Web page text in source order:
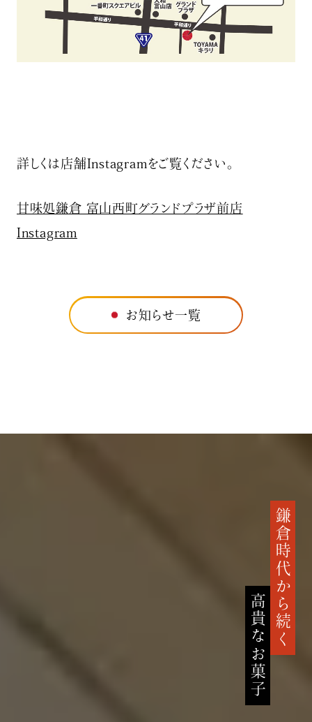
詳しくは店舗Instagramをご覧ください。
甘味処鎌倉 富山西町グランドプラザ前店
Instagram
お知らせ一覧
鎌倉時代から続く
高貴なお菓子